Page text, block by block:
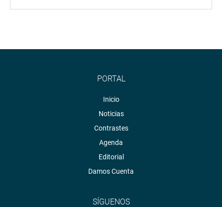
PORTAL
Inicio
Noticias
Contrastes
Agenda
Editorial
Damos Cuenta
SÍGUENOS